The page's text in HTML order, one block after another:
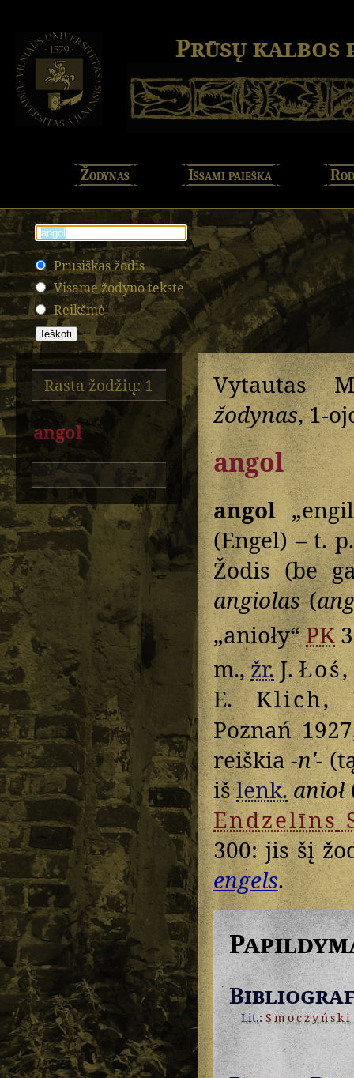
Prūsų kalbos
Žodynas Išsami paieška
Prūsiškas žodis
Visame žodyno tekste
Reikšmė
Rasta žodžių: 1
angol
Vytautas
žodynas, 1-
angol
angol
(Engel) – t.
Žodis (be
angiolas(
„anioły“PK
m.,žr.J.Łoś,
E.Klich,
Poznań
reiškia-nʹ-
išlenk.anioł
Endzelīns
300: jis šį
engels.
Lit.:Smoczyński